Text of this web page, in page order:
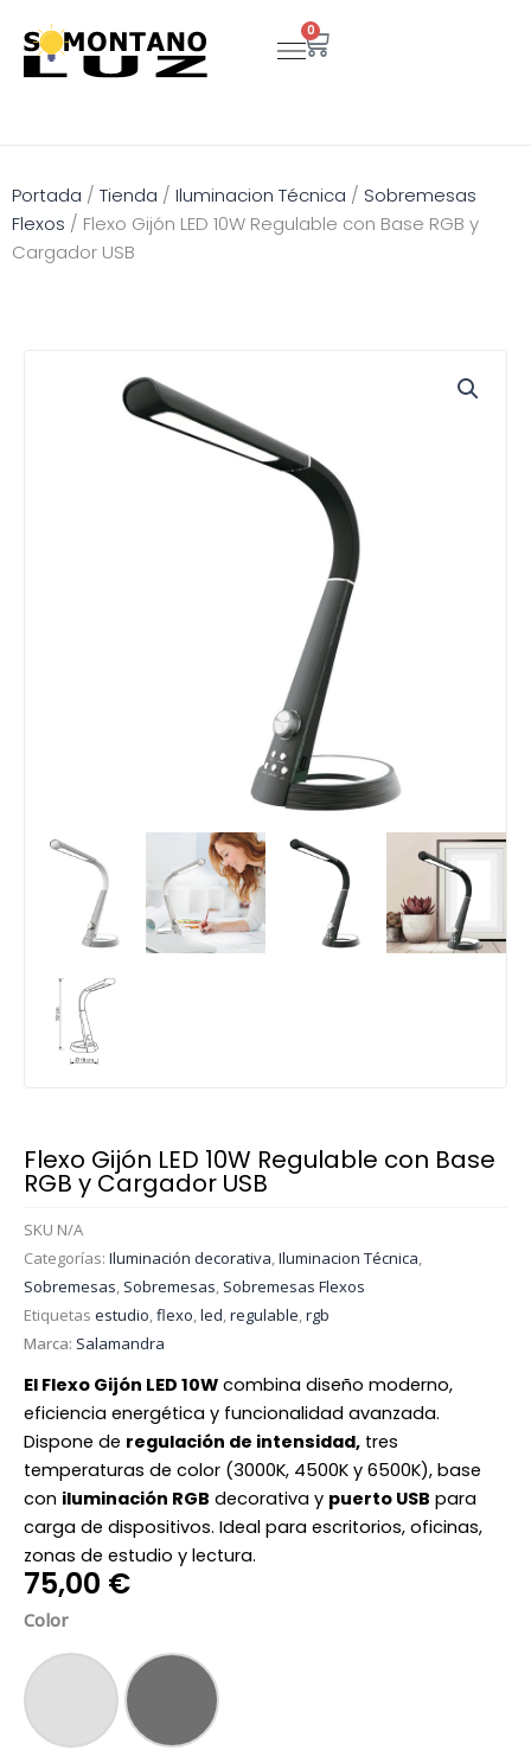
contenido
0
Carrito
Portada / Tienda / Iluminacion Técnica / Sobremesas
Flexos / Flexo Gijón LED 10W Regulable con Base RGB y
Cargador USB
Flexo Gijón LED 10W Regulable con Base
RGB y Cargador USB
SKU N/A
Categorías: Iluminación decorativa,Iluminacion Técnica,
Sobremesas, Sobremesas, Sobremesas Flexos
Etiquetas estudio,flexo,led,regulable,rgb
Marca: Salamandra
El Flexo Gijón LED 10W combina diseño moderno,
eficiencia energética y funcionalidad avanzada.
Dispone de regulación de intensidad, tres
temperaturas de color (3000K, 4500K y 6500K), base
con iluminación RGB decorativa y puerto USB para
carga de dispositivos. Ideal para escritorios, oficinas,
zonas de estudio y lectura.
75,00 €
Color
Gris Oscuro
LED
Regulable